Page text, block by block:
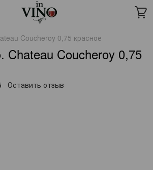
Coucheroy 0,75 красное
Chateau Coucheroy 0,75
Оставить отзыв